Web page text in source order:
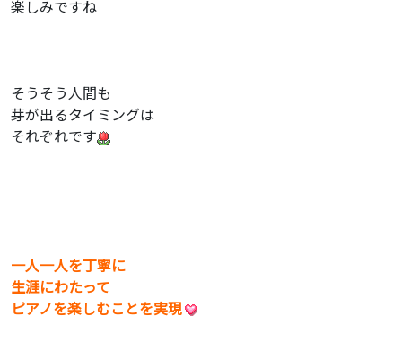
楽しみですね
そうそう人間も
芽が出るタイミングは
それぞれです
一人一人を丁寧に
生涯にわたって
ピアノを楽しむことを実現